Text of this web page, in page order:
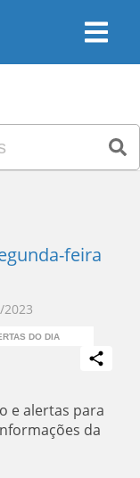
feira
2023
DO DIA
e alertas para
da